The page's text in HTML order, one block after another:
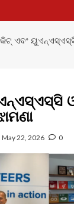
କିଟ୍‍ ଏବଂ
May 22, 2026 0